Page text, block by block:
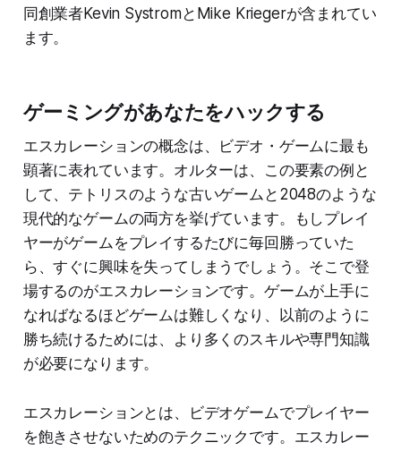
同創業者Kevin SystromとMike Kriegerが含まれてい
ます。
ゲーミングがあなたをハックする
エスカレーションの概念は、ビデオ・ゲームに最も
顕著に表れています。オルターは、この要素の例と
して、テトリスのような古いゲームと2048のような
現代的なゲームの両方を挙げています。もしプレイ
ヤーがゲームをプレイするたびに毎回勝っていた
ら、すぐに興味を失ってしまうでしょう。そこで登
場するのがエスカレーションです。ゲームが上手に
なればなるほどゲームは難しくなり、以前のように
勝ち続けるためには、より多くのスキルや専門知識
が必要になります。
エスカレーションとは、ビデオゲームでプレイヤー
を飽きさせないためのテクニックです。エスカレー